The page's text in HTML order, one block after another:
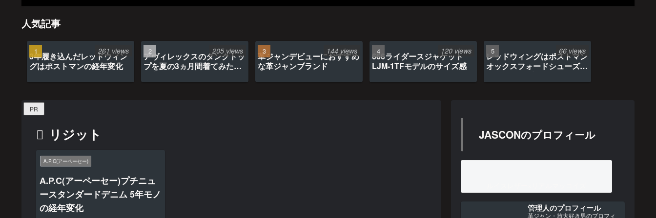
人気記事
3年履き込んだレッドウィン
グはポストマンの経年変化
261 views
アヴィレックスのタンクトッ
プを夏の3ヵ月間着てみたら
205 views
革ジャンデビューにおすすめ
な革ジャンブランド
144 views
666ライダースジャケット
LJM-1TFモデルのサイズ感
120 views
レッドウィングはポストマン
オックスフォードシューズ約
1年間の経年変化
66 views
PR
リジット
A.P.C(アーペーセー)
A.P.C(アーペーセー)プチニュ
ースタンダードデニム 5年モノ
の経年変化
JASCONのプロフィール
管理人のプロフィール
革ジャン・旅大好き男のプロフィ